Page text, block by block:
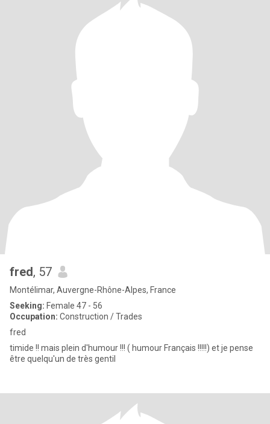
fred, 57
Montélimar, Auvergne-Rhône-Alpes, France
Seeking: Female 47 - 56
Occupation: Construction / Trades
fred
timide !! mais plein d'humour !!! ( humour Français !!!!!) et je pense
être quelqu'un de très gentil